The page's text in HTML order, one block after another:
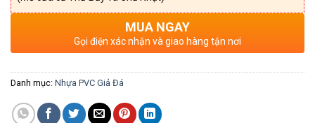
MUA NGAY
Gọi điện xác nhận và giao hàng tận nơi
Danh mục: Nhựa PVC Giả Đá